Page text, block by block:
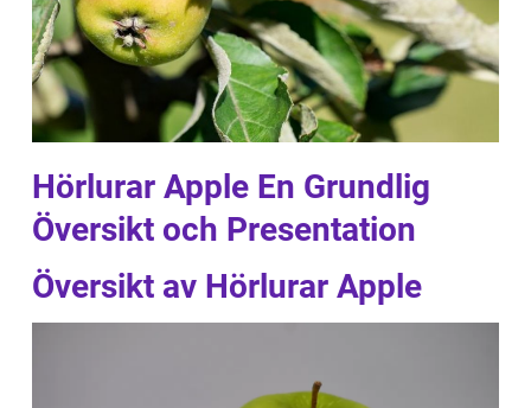
Hörlurar Apple En Grundlig
Översikt och Presentation
Översikt av Hörlurar Apple